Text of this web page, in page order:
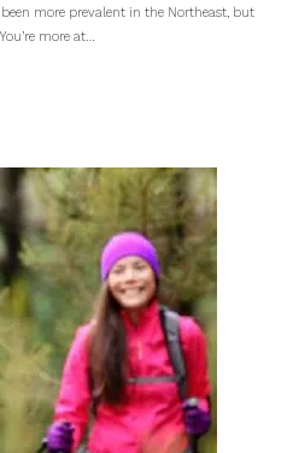
more prevalent in the Northeast, but
more at…